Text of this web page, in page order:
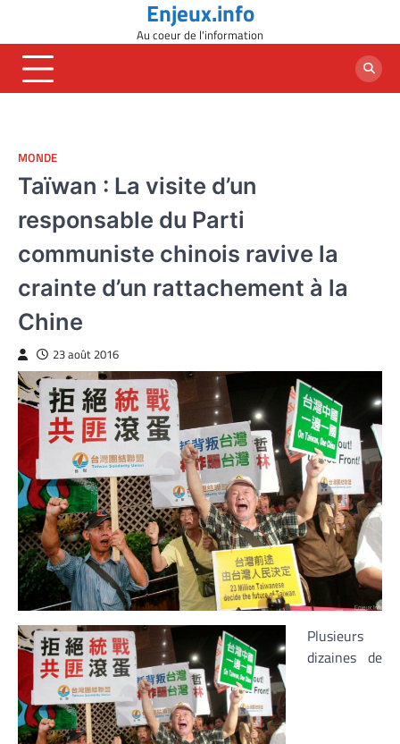
content
Enjeux.info
Au coeur de l'information
MONDE
Taïwan : La visite d’un
responsable du Parti
communiste chinois ravive la
crainte d’un rattachement à la
Chine
23 août 2016
Plusieurs
dizaines de